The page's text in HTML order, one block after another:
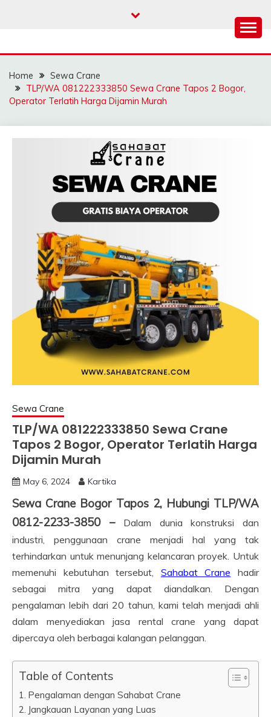
SAHABAT CRANE |
JASA SEWA CRANE |
FORKLIFT | SKYLIFT
Home
Sewa Crane
TLP/WA 081222333850 Sewa Crane Tapos 2 Bogor,
Operator Terlatih Harga Dijamin Murah
Sewa Crane
TLP/WA 081222333850 Sewa Crane
Tapos 2 Bogor, Operator Terlatih Harga
Dijamin Murah
May 6, 2024 Kartika
Sewa Crane Bogor Tapos 2, Hubungi TLP/WA
0812-2233-3850 –
Dalam dunia konstruksi dan
industri, penggunaan crane menjadi hal yang tak
terhindarkan untuk menunjang kelancaran proyek. Untuk
memenuhi kebutuhan tersebut, Sahabat Crane hadir
sebagai mitra yang dapat diandalkan. Dengan
pengalaman lebih dari 20 tahun, kami telah menjadi ahli
dalam menyediakan jasa rental crane yang dapat
dipercaya oleh berbagai kalangan pelanggan.
Table of Contents
Pengalaman dengan Sahabat Crane
Jangkauan Layanan yang Luas